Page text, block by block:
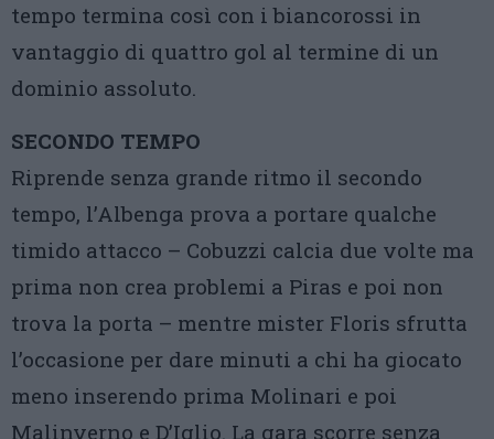
tempo termina così con i biancorossi in
vantaggio di quattro gol al termine di un
dominio assoluto.
SECONDO TEMPO
Riprende senza grande ritmo il secondo
tempo, l’Albenga prova a portare qualche
timido attacco – Cobuzzi calcia due volte ma
prima non crea problemi a Piras e poi non
trova la porta – mentre mister Floris sfrutta
l’occasione per dare minuti a chi ha giocato
meno inserendo prima Molinari e poi
Malinverno e D’Iglio. La gara scorre senza